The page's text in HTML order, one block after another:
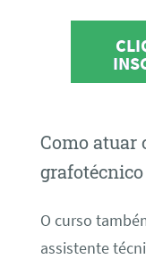
Como atuar
O curso
assistente